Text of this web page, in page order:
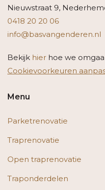
Nieuwstraat 9,
0418 20 20 06
info@basvangenderen.nl
Bekijk hier hoe we
Cookievoorkeuren
Menu
Parketrenovatie
Traprenovatie
Open traprenovatie
Traponderdelen